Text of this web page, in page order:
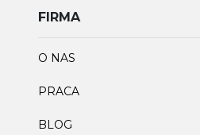
FIRMA
O NAS
PRACA
BLOG